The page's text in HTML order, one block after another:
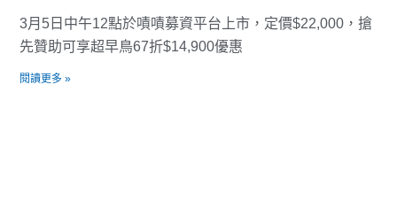
3月5日中午12點於嘖嘖募資平台上市，定價$22,000，搶
先贊助可享超早鳥67折$14,900優惠
閱讀更多 »